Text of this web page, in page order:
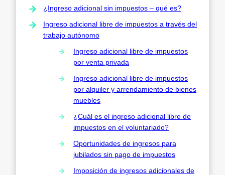
¿Ingreso adicional sin impuestos – qué es?
Ingreso adicional libre de impuestos a través del
trabajo autónomo
Ingreso adicional libre de impuestos
por venta privada
Ingreso adicional libre de impuestos
por alquiler y arrendamiento de bienes
muebles
¿Cuál es el ingreso adicional libre de
impuestos en el voluntariado?
Oportunidades de ingresos para
jubilados sin pago de impuestos
Imposición de ingresos adicionales de